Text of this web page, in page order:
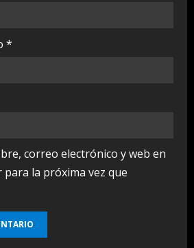
*
correo electrónico y web en
la próxima vez que